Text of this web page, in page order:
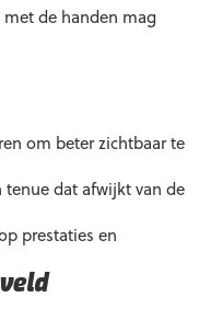
de handen mag
om beter zichtbaar te
tenue dat afwijkt van de
prestaties en